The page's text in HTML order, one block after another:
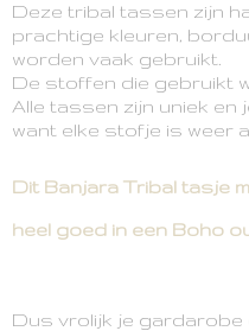
Deze tribal tassen zijn
prachtige kleuren,
worden vaak gebruikt.
De stoffen die gebruikt
Alle tassen zijn uniek en
want elke stofje is weer
Dit Banjara Tribal tasje
heel goed in een Boho
Dus vrolijk je gardarobe